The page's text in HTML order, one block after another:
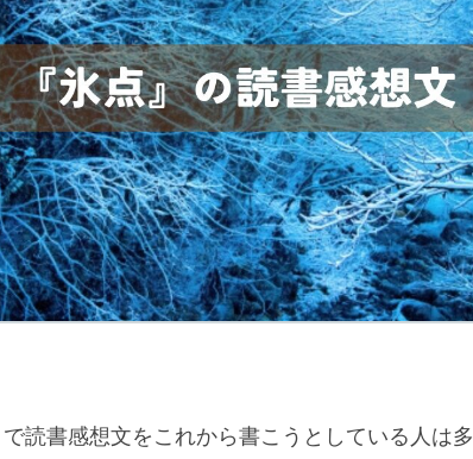
読書感想文をこれから書こうとしている人は多